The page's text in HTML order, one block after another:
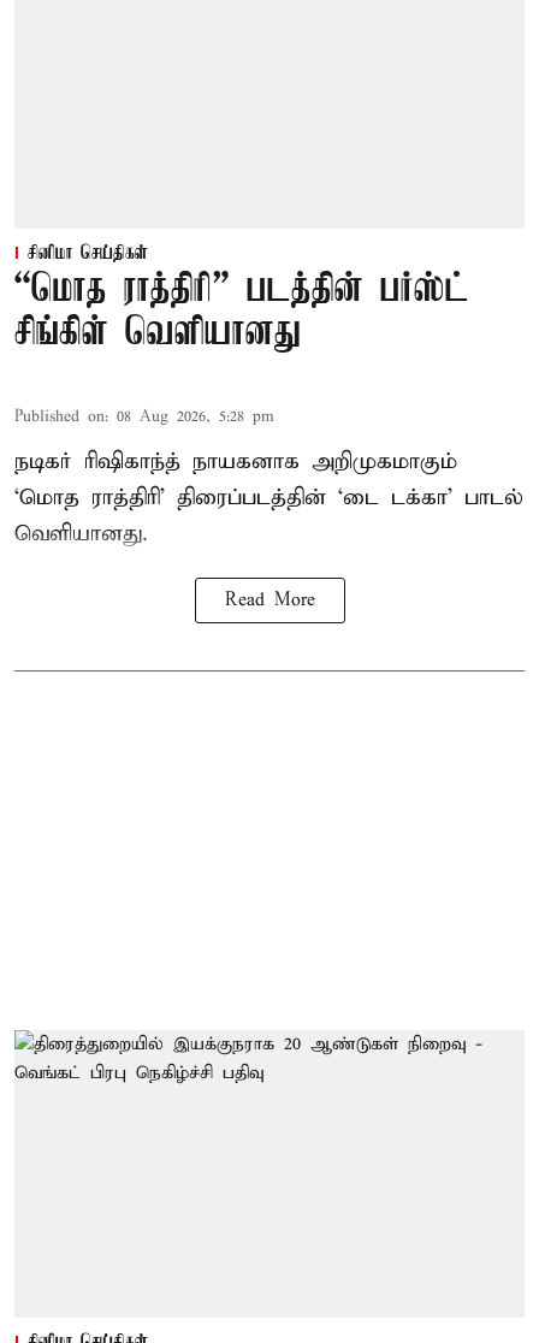
சினிமா செய்திகள்
“மொத ராத்திரி” படத்தின் பர்ஸ்ட்
சிங்கிள் வெளியானது
Published on: 08 Aug 2026, 5:28 pm
நடிகர் ரிஷிகாந்த் நாயகனாக அறிமுகமாகும்
‘மொத ராத்திரி’ திரைப்படத்தின் ‘டை டக்கா’ பாடல்
வெளியானது.
Read More